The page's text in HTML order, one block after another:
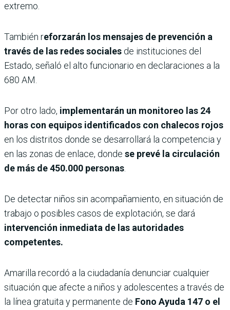
extremo.
También reforzarán los mensajes de prevención a
través de las redes sociales de instituciones del
Estado, señaló el alto funcionario en declaraciones a la
680 AM.
Por otro lado, implementarán un monitoreo las 24
horas con equipos identificados con chalecos rojos
en los distritos donde se desarrollará la competencia y
en las zonas de enlace, donde se prevé la circulación
de más de 450.000 personas.
De detectar niños sin acompañamiento, en situación de
trabajo o posibles casos de explotación, se dará
intervención inmediata de las autoridades
competentes.
Amarilla recordó a la ciudadanía denunciar cualquier
situación que afecte a niños y adolescentes a través de
la línea gratuita y permanente de Fono Ayuda 147 o el